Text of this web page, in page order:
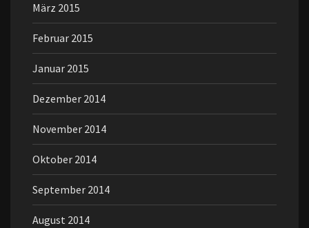
März 2015
Februar 2015
Januar 2015
Dezember 2014
November 2014
Oktober 2014
September 2014
August 2014